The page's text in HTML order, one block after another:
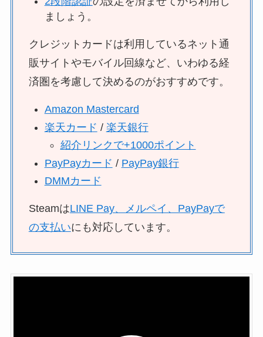
ましょう。
クレジットカードは利用しているネット通
販サイトやモバイル回線など、いわゆる経
済圏を考慮して決めるのがおすすめです。
Amazon Mastercard
楽天カード / 楽天銀行
紹介リンクで+1000ポイント
PayPayカード / PayPay銀行
DMMカード
SteamはLINE Pay、メルペイ、PayPayで
の支払いにも対応しています。